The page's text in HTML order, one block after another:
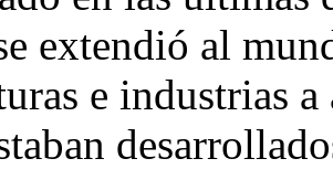
extendió al
e industrias